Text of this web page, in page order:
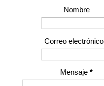
Nombre
Correo electrónico
Mensaje *